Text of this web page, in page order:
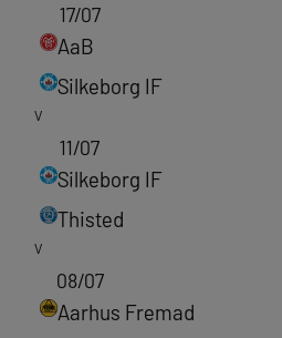
17/07
AaB
Silkeborg IF
V
11/07
Silkeborg IF
Thisted
V
08/07
Aarhus Fremad